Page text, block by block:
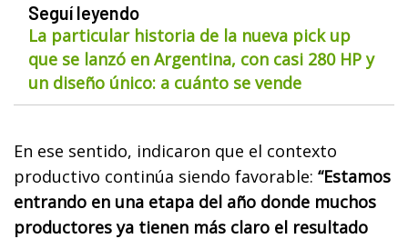
Seguí leyendo
La particular historia de la nueva pick up
que se lanzó en Argentina, con casi 280 HP y
un diseño único: a cuánto se vende
En ese sentido, indicaron que el contexto
productivo continúa siendo favorable: “Estamos
entrando en una etapa del año donde muchos
productores ya tienen más claro el resultado